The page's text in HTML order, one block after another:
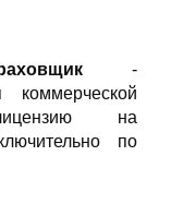
-
на
по